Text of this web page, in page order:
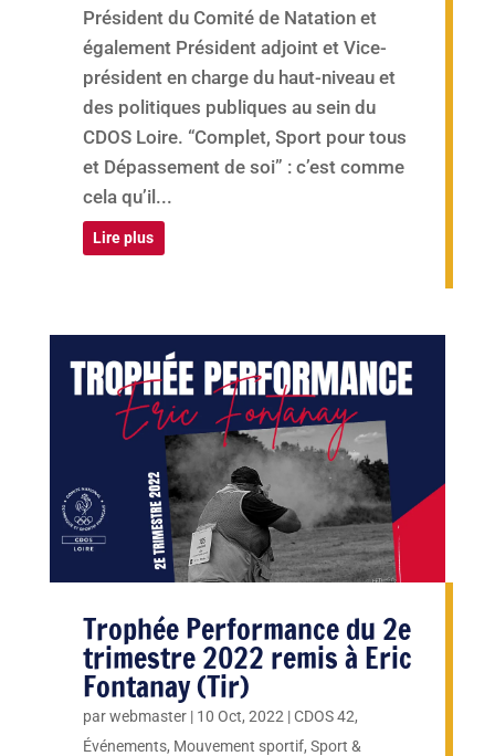
Président du Comité de Natation et
également Président adjoint et Vice-
président en charge du haut-niveau et
des politiques publiques au sein du
CDOS Loire. “Complet, Sport pour tous
et Dépassement de soi” : c’est comme
cela qu’il...
Lire plus
Trophée Performance du 2e
trimestre 2022 remis à Eric
Fontanay (Tir)
parwebmaster| 10 Oct, 2022 |CDOS 42,
Événements, Mouvement sportif, Sport &